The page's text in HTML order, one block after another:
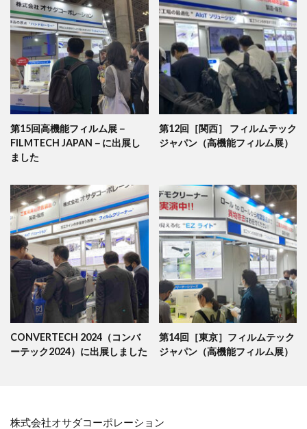
第15回高機能フィルム展－
FILMTECH JAPAN－に出展し
ました
第12回［関西］ フィルムテック
ジャパン（高機能フィルム展）
CONVERTECH 2024（コンバ
ーテック2024）に出展しました
第14回［東京］フィルムテック
ジャパン（高機能フィルム展）
株式会社オサダコーポレーション